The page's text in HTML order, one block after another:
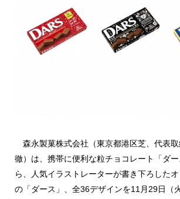
森永製菓株式会社（東京都港区芝、代表
徹）は、携帯に便利な粒チョコレート「ダ
ら、人気イラストレーターが書き下ろした
の「ダース」、全36デザインを11月29日（